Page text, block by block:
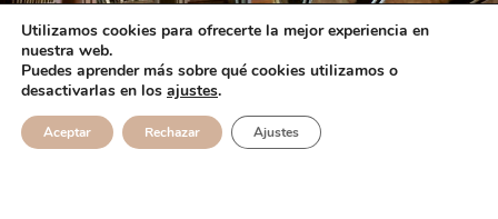
Puedes dejarme tus comentarios en
las redes sociales
Me encantará saber tu opinión
Utilizamos cookies para ofrecerte la mejor experiencia en
nuestra web.
Puedes aprender más sobre qué cookies utilizamos o
desactivarlas en los ajustes.
Aceptar Rechazar Ajustes